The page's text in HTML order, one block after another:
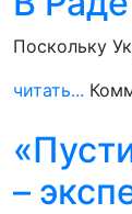
Поскольку
читать...
–